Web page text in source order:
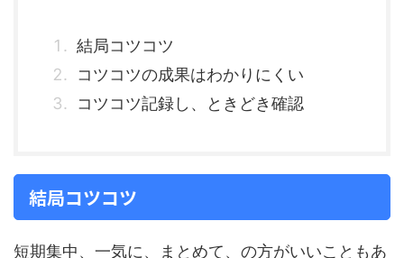
結局コツコツ
コツコツの成果はわかりにくい
コツコツ記録し、ときどき確認
結局コツコツ
短期集中、一気に、まとめて、の方がいいこともあ